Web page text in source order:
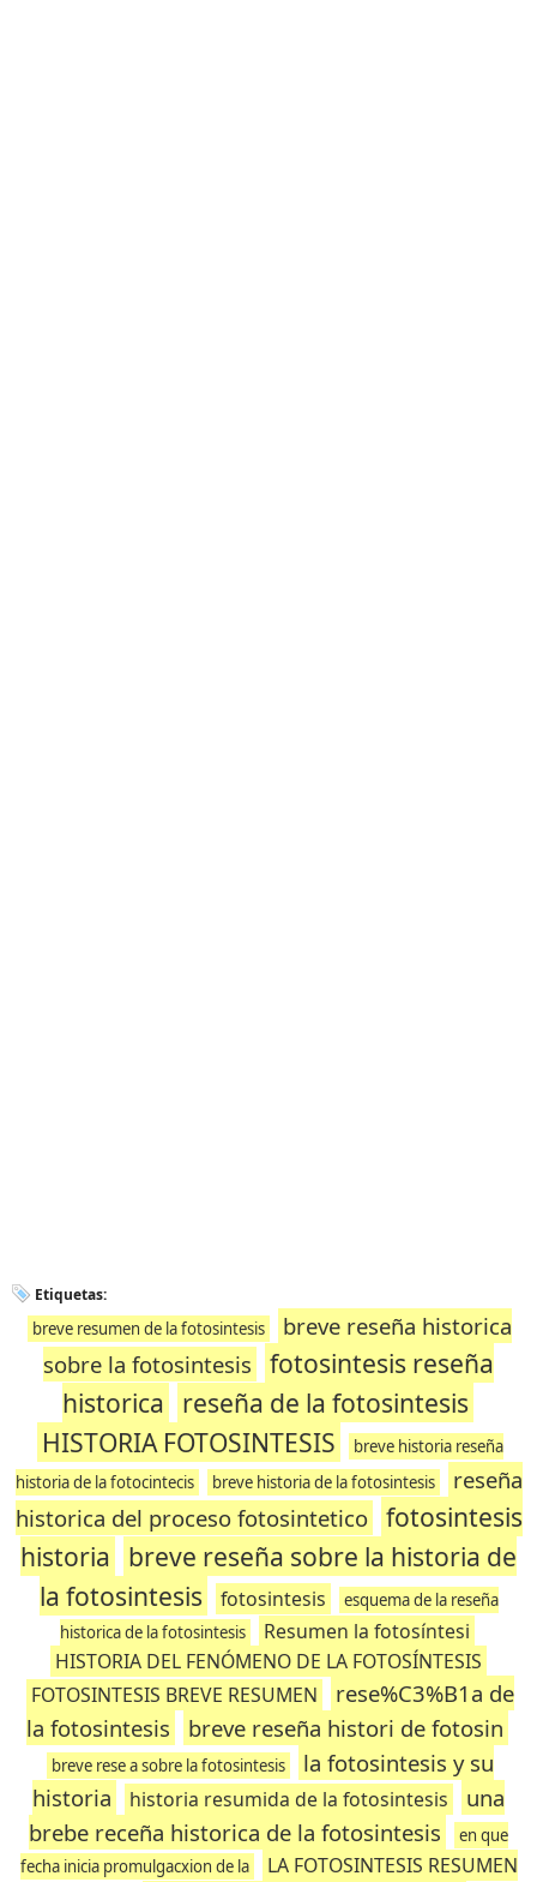
Etiquetas:
breve resumen de la fotosintesis
breve reseña historica
sobre la fotosintesis
fotosintesis reseña
historica reseña de la fotosintesis
HISTORIA FOTOSINTESIS
breve historia reseña
historia de la fotocintecis
breve historia de la fotosintesis
reseña
historica del proceso fotosintetico
fotosintesis
historia breve reseña sobre la historia de
la fotosintesis
fotosintesis
esquema de la reseña
historica de la fotosintesis
Resumen la fotosíntesi
HISTORIA DEL FENÓMENO DE LA FOTOSÍNTESIS
FOTOSINTESIS BREVE RESUMEN
rese%C3%B1a de
la fotosintesis
breve reseña histori de fotosin
breve rese a sobre la fotosintesis
la fotosintesis y su
historia
historia resumida de la fotosintesis
una
brebe receña historica de la fotosintesis
en que
fecha inicia promulgacxion de la
LA FOTOSINTESIS RESUMEN